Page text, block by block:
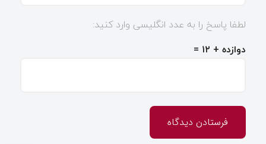
لطفا پاسخ را به عدد انگلیسی وارد کنید:
دوازده + ۱۲ =